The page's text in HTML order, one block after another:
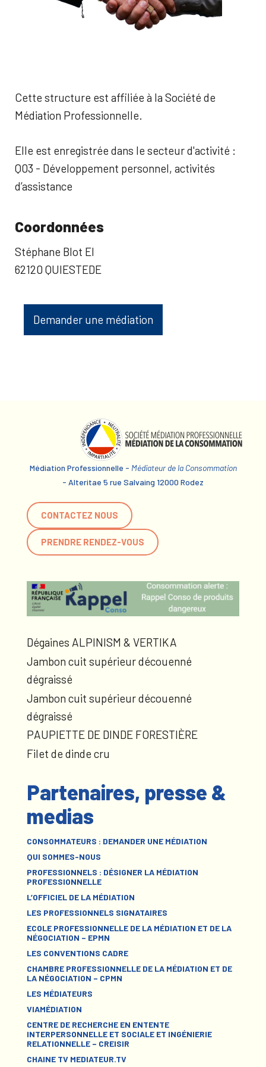
Cette structure est affiliée à la Société de
Médiation Professionnelle.
Elle est enregistrée dans le secteur d'activité :
Q03 - Développement personnel, activités
d’assistance
Coordonnées
Stéphane Blot EI
62120 QUIESTEDE
Demander une médiation
Médiation Professionnelle - Médiateur de la Consommation
- Alteritae 5 rue Salvaing 12000 Rodez
CONTACTEZ NOUS
PRENDRE RENDEZ-VOUS
Dégaines ALPINISM & VERTIKA
Jambon cuit supérieur découenné
dégraissé
Jambon cuit supérieur découenné
dégraissé
PAUPIETTE DE DINDE FORESTIÈRE
Filet de dinde cru
Partenaires, presse &
medias
CONSOMMATEURS : DEMANDER UNE MÉDIATION
QUI SOMMES-NOUS
PROFESSIONNELS : DÉSIGNER LA MÉDIATION
PROFESSIONNELLE
L’OFFICIEL DE LA MÉDIATION
LES PROFESSIONNELS SIGNATAIRES
ECOLE PROFESSIONNELLE DE LA MÉDIATION ET DE LA
NÉGOCIATION – EPMN
LES CONVENTIONS CADRE
CHAMBRE PROFESSIONNELLE DE LA MÉDIATION ET DE
LA NÉGOCIATION – CPMN
LES MÉDIATEURS
VIAMÉDIATION
CENTRE DE RECHERCHE EN ENTENTE
INTERPERSONNELLE ET SOCIALE ET INGÉNIERIE
RELATIONNELLE – CREISIR
CHAINE TV MEDIATEUR.TV